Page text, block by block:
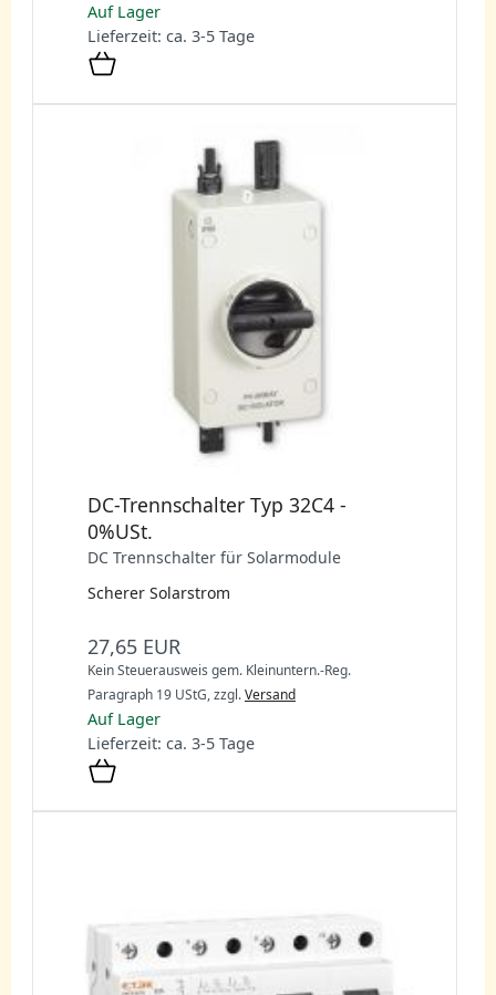
Auf Lager
Lieferzeit: ca. 3-5 Tage
DC-Trennschalter Typ 32C4 -
0%USt.
DC Trennschalter für Solarmodule
Scherer Solarstrom
27,65 EUR
Kein Steuerausweis gem. Kleinuntern.-Reg.
Paragraph 19 UStG,zzgl.Versand
Auf Lager
Lieferzeit: ca. 3-5 Tage